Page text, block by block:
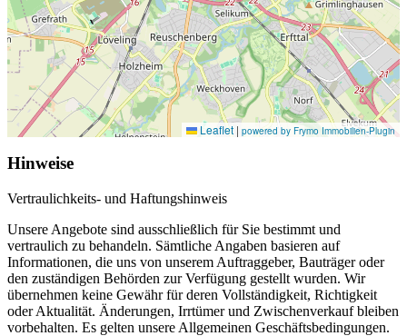
Leaflet | powered by Frymo Immobilien-Plugin
Hinweise
Vertraulichkeits- und Haftungshinweis
Unsere Angebote sind ausschließlich für Sie bestimmt und
vertraulich zu behandeln. Sämtliche Angaben basieren auf
Informationen, die uns von unserem Auftraggeber, Bauträger oder
den zuständigen Behörden zur Verfügung gestellt wurden. Wir
übernehmen keine Gewähr für deren Vollständigkeit, Richtigkeit
oder Aktualität. Änderungen, Irrtümer und Zwischenverkauf bleiben
vorbehalten. Es gelten unsere Allgemeinen Geschäftsbedingungen.